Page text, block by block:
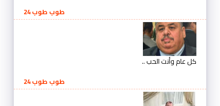
طوب طوب 24
كل عام وأنت الحب ..
طوب طوب 24